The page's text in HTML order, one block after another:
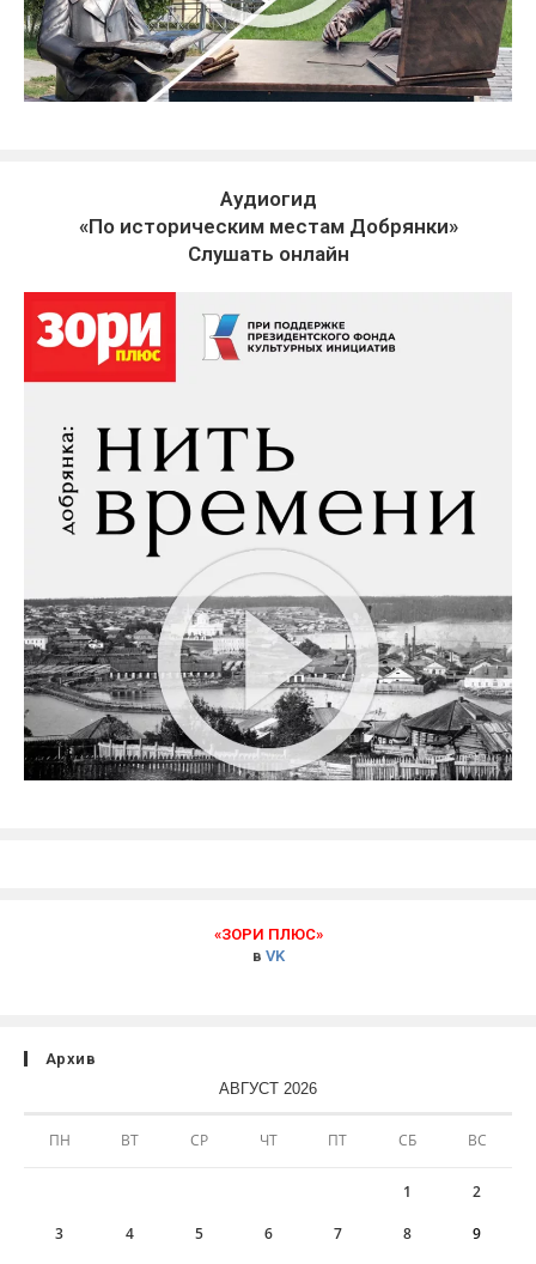
Аудиогид
«По историческим местам Добрянки»
Слушать онлайн
«ЗОРИ ПЛЮС»
в VK
Архив
АВГУСТ 2026
ПН ВТ СР ЧТ ПТ СБ ВС
1 2
3 4 5 6 7 8 9